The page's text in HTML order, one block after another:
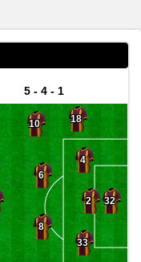
5 - 4 - 1
32
18
4
2
33
10
6
8